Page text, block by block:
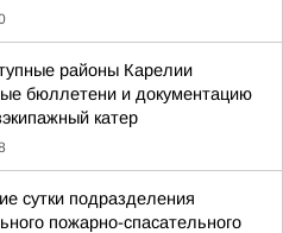
районы Карелии
бюллетени и документацию
катер
сутки подразделения
пожарно-спасательного